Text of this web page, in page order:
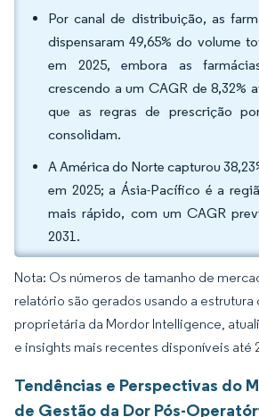
Por canal de distribuição, as
dispensaram 49,65% do volume
em 2025, embora as
crescendo a um CAGR de 8,32%
que as regras de prescrição
consolidam.
A América do Norte capturou
em 2025; a Ásia-Pacífico é a
mais rápido, com um CAGR
2031.
Nota: Os números de tamanho de
relatório são gerados usando a
proprietária da Mordor Intelligence,
e insights mais recentes disponíveis até
Tendências e Perspectivas do
de Gestão da Dor Pós-